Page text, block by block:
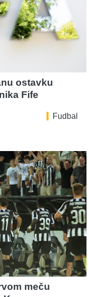
ostavku
Fife
Fudbal
meču